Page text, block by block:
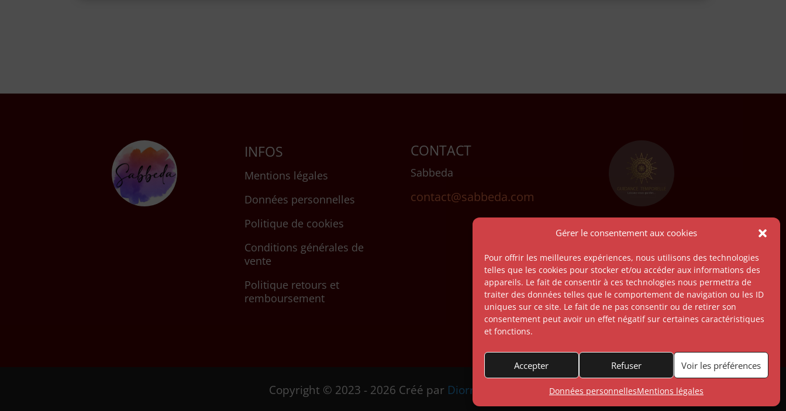
Gérer le consentement aux cookies
Pour offrir les meilleures expériences, nous utilisons des technologies
telles que les cookies pour stocker et/ou accéder aux informations des
appareils. Le fait de consentir à ces technologies nous permettra de
traiter des données telles que le comportement de navigation ou les ID
uniques sur ce site. Le fait de ne pas consentir ou de retirer son
consentement peut avoir un effet négatif sur certaines caractéristiques
et fonctions.
Accepter Refuser Voir les préférences
Données personnellesMentions légales
INFOS
Mentions légales
Données personnelles
Politique de cookies
Conditions générales de
vente
Politique retours et
remboursement
CONTACT
Sabbeda
contact@sabbeda.com
Site partenaire
Copyright © 2023 - 2026 Créé par Diorren Web.